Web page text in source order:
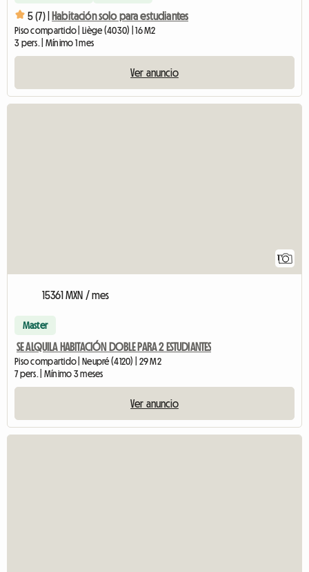
5 (7) | Habitación solo para estudiantes
Piso compartido | Liège (4030) | 16 M2
3 pers. | Mínimo 1 mes
Ver anuncio
1
15361 MXN / mes
Master
SE ALQUILA HABITACIÓN DOBLE PARA 2 ESTUDIANTES
Piso compartido | Neupré (4120) | 29 M2
7 pers. | Mínimo 3 meses
Ver anuncio